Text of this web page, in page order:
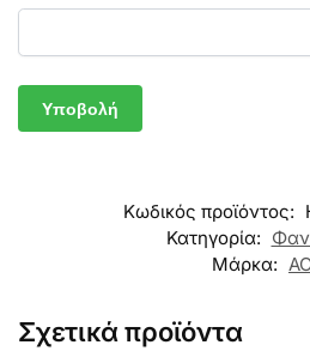
Κωδικός προϊόντος:
Κατηγορία:
Μάρκα:
Σχετικά προϊόντα